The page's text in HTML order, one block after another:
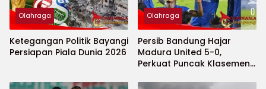
Olahraga
Ketegangan Politik Bayangi
Persiapan Piala Dunia 2026
Olahraga
Persib Bandung Hajar
Madura United 5-0,
Perkuat Puncak Klasemen